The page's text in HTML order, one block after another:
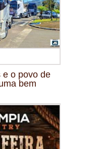
e o povo de
bem